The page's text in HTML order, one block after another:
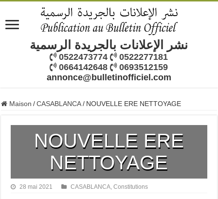
نشر الإعلانات بالجريدة الرسمية
0522473774
0522277181
0664142648
0693512159
annonce@bulletinofficiel.com
Maison / CASABLANCA / NOUVELLE ERE NETTOYAGE
NOUVELLE ERE
NETTOYAGE
28 mai 2021 CASABLANCA,Constitutions